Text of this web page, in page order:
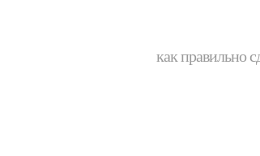
как правильно